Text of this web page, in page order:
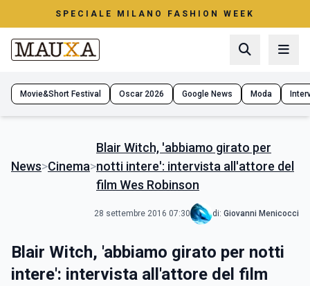
SPECIALE MILANO FASHION WEEK
Movie&Short Festival Oscar 2026 Google News Moda
News>Cinema>
Blair Witch, 'abbiamo girato per
notti intere': intervista all'attore del
film Wes Robinson
28 settembre 2016 07:30 di: Giovanni Menicocci
Blair Witch, 'abbiamo girato per notti
intere': intervista all'attore del film